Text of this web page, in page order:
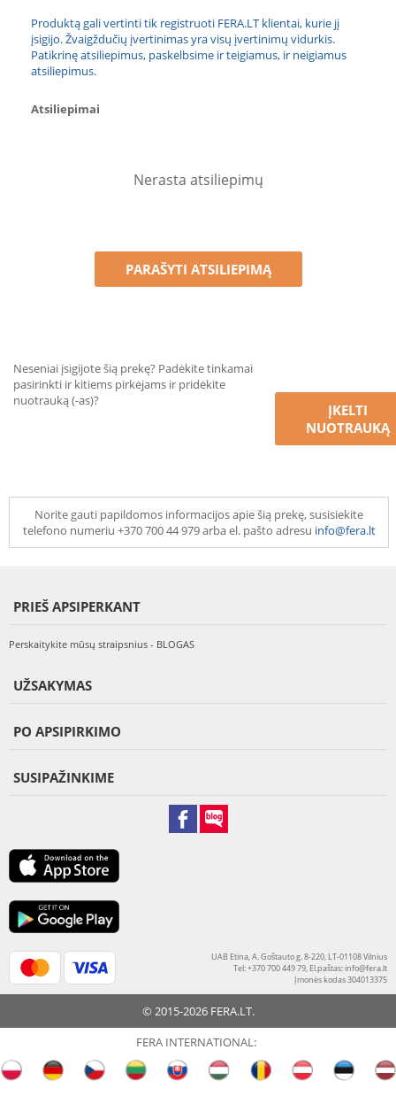
Produktą gali vertinti tik registruoti FERA.LT klientai, kurie jį
įsigijo. Žvaigždučių įvertinimas yra visų įvertinimų vidurkis.
Patikrinę atsiliepimus, paskelbsime ir teigiamus, ir neigiamus
atsiliepimus.
Atsiliepimai
Nerasta atsiliepimų
PARAŠYTI ATSILIEPIMĄ
Neseniai įsigijote šią prekę? Padėkite tinkamai
pasirinkti ir kitiems pirkėjams ir pridėkite
nuotrauką (-as)?
ĮKELTI
NUOTRAUKĄ
Norite gauti papildomos informacijos apie šią prekę, susisiekite
telefono numeriu +370 700 44 979 arba el. pašto adresu info@fera.lt
PRIEŠ APSIPERKANT
Perskaitykite mūsų straipsnius - BLOGAS
UŽSAKYMAS
PO APSIPIRKIMO
SUSIPAŽINKIME
UAB Etina, A. Goštauto g. 8-220, LT-01108 Vilnius
Tel: +370 700 449 79, El.paštas:info@fera.lt
Įmonės kodas 304013375
© 2015-2026 FERA.LT.
FERA INTERNATIONAL: